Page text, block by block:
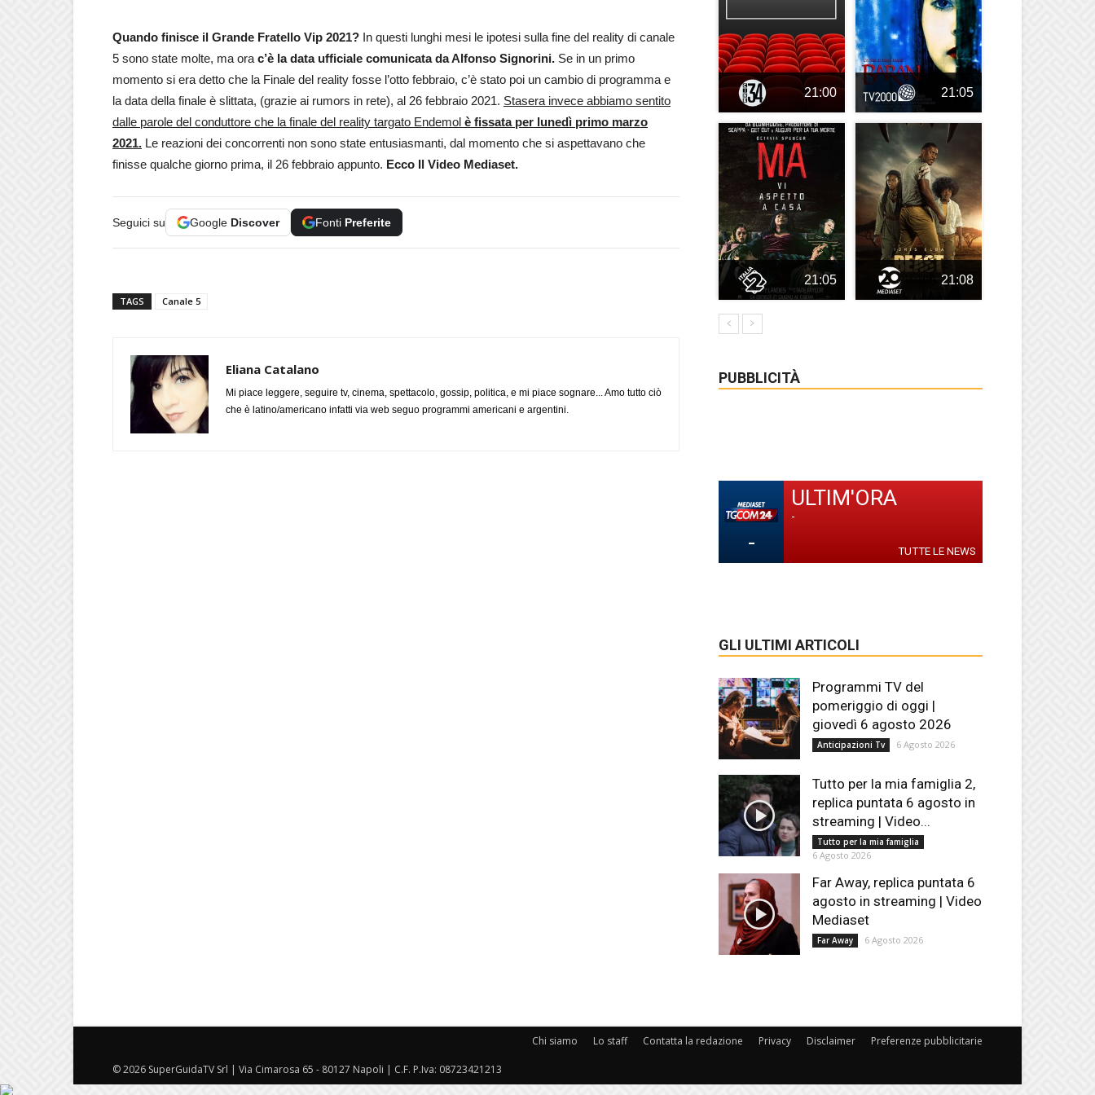
Quando finisce il Grande Fratello Vip 2021? In questi lunghi mesi le ipotesi sulla fine del reality di canale
5 sono state molte, ma ora c’è la data ufficiale comunicata da Alfonso Signorini. Se in un primo
momento si era detto che la Finale del reality fosse l’otto febbraio, c’è stato poi un cambio di programma e
la data della finale è slittata, (grazie ai rumors in rete), al 26 febbraio 2021. Stasera invece abbiamo sentito
dalle parole del conduttore che la finale del reality targato Endemol è fissata per lunedì primo marzo
2021. Le reazioni dei concorrenti non sono state entusiasmanti, dal momento che si aspettavano che
finisse qualche giorno prima, il 26 febbraio appunto. Ecco Il Video Mediaset.
Seguici su Google Discover Fonti Preferite
TAGS Canale 5
Eliana Catalano
Mi piace leggere, seguire tv, cinema, spettacolo, gossip, politica, e mi piace sognare... Amo tutto ciò
che è latino/americano infatti via web seguo programmi americani e argentini.
21:00 21:05
21:05 21:08
PUBBLICITÀ
-
ULTIM'ORA
-
TUTTE LE NEWS
GLI ULTIMI ARTICOLI
Programmi TV del
pomeriggio di oggi |
giovedì 6 agosto 2026
Anticipazioni Tv 6 Agosto 2026
Tutto per la mia famiglia 2,
replica puntata 6 agosto in
streaming | Video...
Tutto per la mia famiglia
6 Agosto 2026
Far Away, replica puntata 6
agosto in streaming | Video
Mediaset
Far Away 6 Agosto 2026
Chi siamo Lo staff Contatta la redazione Privacy Disclaimer Preferenze pubblicitarie
© 2026 SuperGuidaTV Srl | Via Cimarosa 65 - 80127 Napoli | C.F. P.Iva: 08723421213